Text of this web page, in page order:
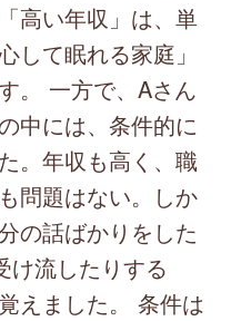
高い年収」は、単
して眠れる家庭」
。 一方で、Aさん
中には、条件的に
。年収も高く、職
問題はない。しか
の話ばかりをした
け流したりする
えました。 条件は